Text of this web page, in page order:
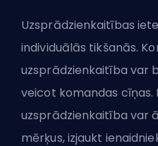
Uzsprādzienkaitības
individuālās tikšanās.
uzsprādzienkaitība var
veicot komandas cīņas.
uzsprādzienkaitība var
mērķus, izjaukt